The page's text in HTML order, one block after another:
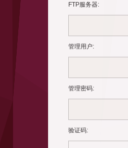
FTP服务器:
管理用户:
管理密码:
验证码: